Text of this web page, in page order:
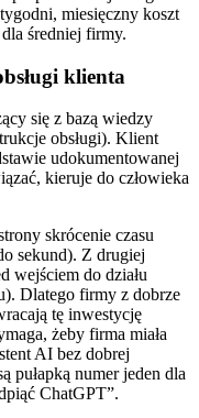
miesięczny koszt
średniej firmy.
klienta
się z bazą wiedzy
obsługi). Klient
udokumentowanej
kieruje do człowieka
skrócenie czasu
sekund). Z drugiej
wejściem do działu
Dlatego firmy z dobrze
tę inwestycję
żeby firma miała
AI bez dobrej
pułapką numer jeden dla
ChatGPT”.